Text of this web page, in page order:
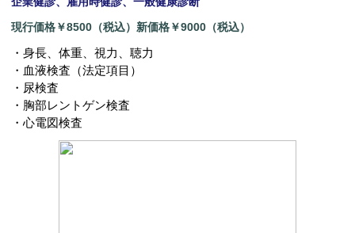
現行価格￥8500（税込）新価格￥9000（税込）
・身長、体重、視力、聴力
・血液検査（法定項目）
・尿検査
・胸部レントゲン検査
・心電図検査